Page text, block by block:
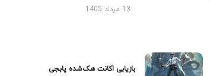
13 مرداد 1405
بازیابی اکانت هک‌شده پابجی